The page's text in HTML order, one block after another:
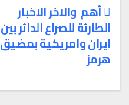
تصفّح
المقالات
أهم والاخر الاخبار
الطارئة للصراع الدائر بين
ايران وامريكية بمضيق
هرمز